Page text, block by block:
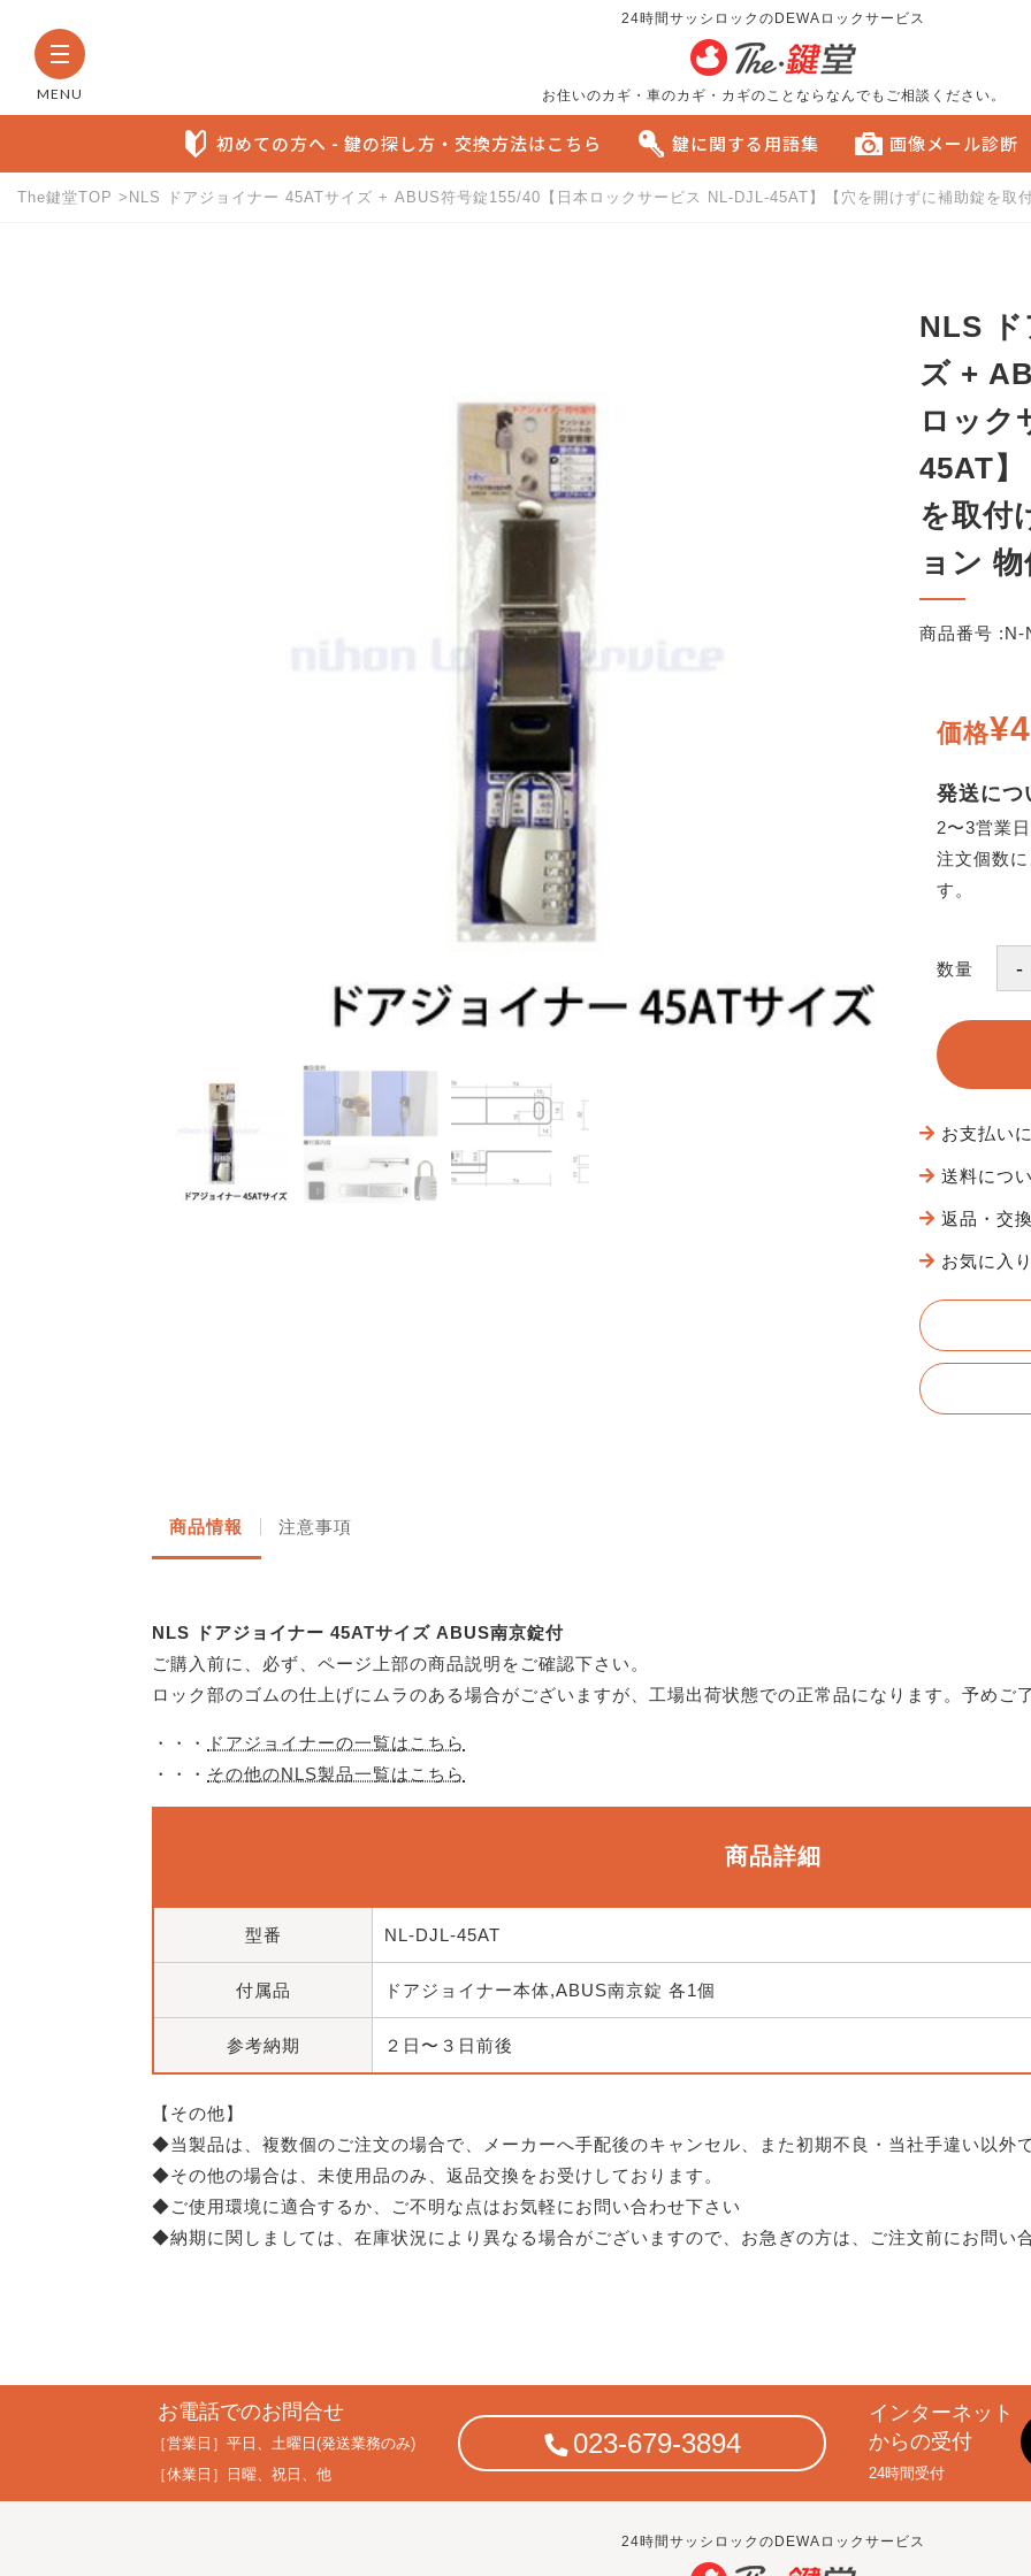
MENU
24時間サッシロックのDEWAロックサービス
お住いのカギ・車のカギ・カギのことならなんでもご相談ください。
初めての方へ - 鍵の探し方・交換方法はこちら 鍵に関する用語集 画像メール診断
The鍵堂TOP NLS ドアジョイナー 45ATサイズ + ABUS符号錠155/40【日本ロックサービス NL-DJL-45AT】【穴を開けずに補助錠を取
NLS ド
ズ +
ロック
45AT
を取付
ョン
商品番号 :N-
価格
発送につ
2〜3営業
注文個数
す。
数量
お支払い
送料につ
返品・交
お気に入
商品情報 注意事項
NLS ドアジョイナー 45ATサイズ ABUS南京錠付
ご購入前に、必ず、ページ上部の商品説明をご確認下さい。
ロック部のゴムの仕上げにムラのある場合がございますが、工場出荷状態での正常品になります。予めご
・・・
ドアジョイナーの一覧はこちら
・・・ その他のNLS製品一覧はこちら
商品詳細
型番 NL-DJL-45AT
付属品 ドアジョイナー本体,ABUS南京錠 各1個
参考納期 ２日〜３日前後
【その他】
◆当製品は、複数個のご注文の場合で、メーカーへ手配後のキャンセル、また初期不良・当社手違い以外
◆その他の場合は、未使用品のみ、返品交換をお受けしております。
◆ご使用環境に適合するか、ご不明な点はお気軽にお問い合わせ下さい
◆納期に関しましては、在庫状況により異なる場合がございますので、お急ぎの方は、ご注文前にお問い
お電話でのお問合せ
［営業日］ 平日、土曜日(発送業務のみ)
［休業日］
日曜、祝日、他
023-679-3894
インターネット
からの受付
24時間受付
24時間サッシロックのDEWAロックサービス